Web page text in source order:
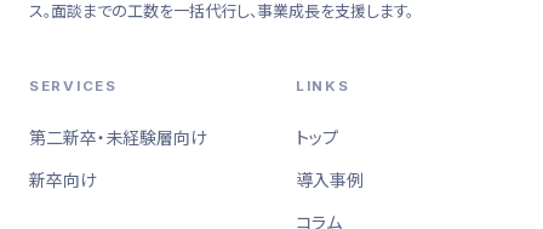
ス。面談までの工数を一括代行し、事業成長を支援します。
SERVICES
第二新卒・未経験層向け
新卒向け
LINKS
トップ
導入事例
コラム